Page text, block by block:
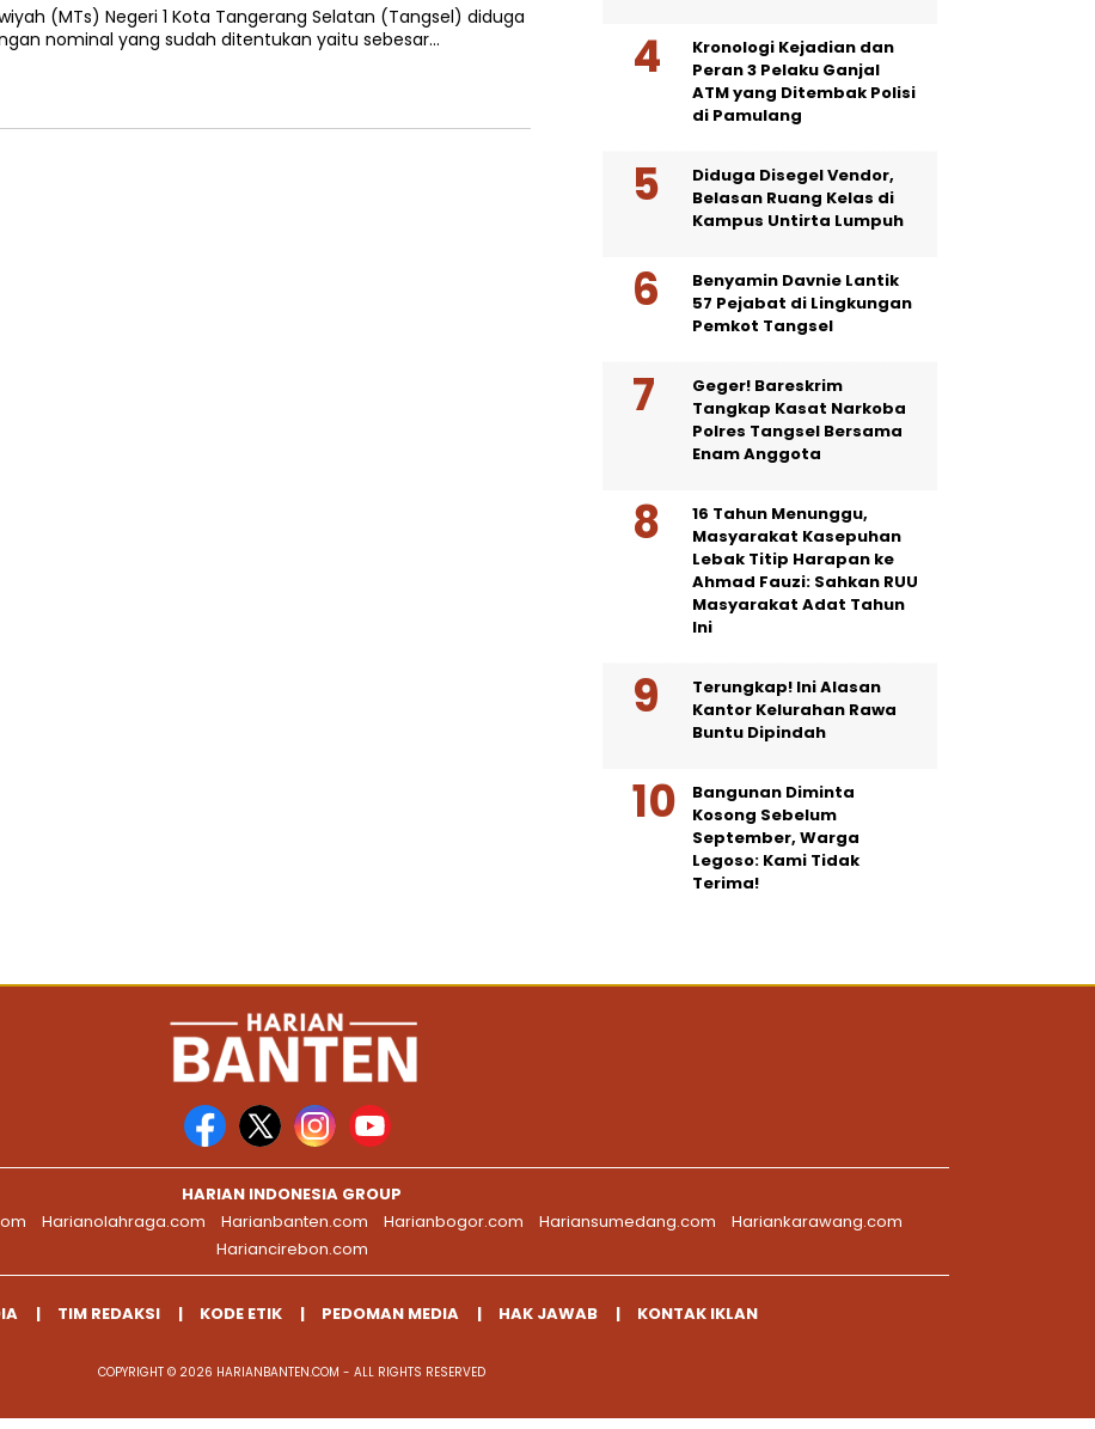
(MTs) Negeri 1 Kota Tangerang Selatan (Tangsel) diduga
nominal yang sudah ditentukan yaitu sebesar…
Kronologi Kejadian dan
Peran 3 Pelaku Ganjal
ATM yang Ditembak Polisi
di Pamulang
Diduga Disegel Vendor,
Belasan Ruang Kelas di
Kampus Untirta Lumpuh
Benyamin Davnie Lantik
57 Pejabat di Lingkungan
Pemkot Tangsel
Geger! Bareskrim
Tangkap Kasat Narkoba
Polres Tangsel Bersama
Enam Anggota
16 Tahun Menunggu,
Masyarakat Kasepuhan
Lebak Titip Harapan ke
Ahmad Fauzi: Sahkan RUU
Masyarakat Adat Tahun
Ini
Terungkap! Ini Alasan
Kantor Kelurahan Rawa
Buntu Dipindah
Bangunan Diminta
Kosong Sebelum
September, Warga
Legoso: Kami Tidak
Terima!
HARIAN INDONESIA GROUP
Harianolahraga.com Harianbanten.com Harianbogor.com Hariansumedang.com
Hariankarawang.com
Hariancirebon.com
TIM REDAKSI KODE ETIK PEDOMAN MEDIA HAK JAWAB KONTAK IKLAN
COPYRIGHT © 2026 HARIANBANTEN.COM - ALL RIGHTS RESERVED